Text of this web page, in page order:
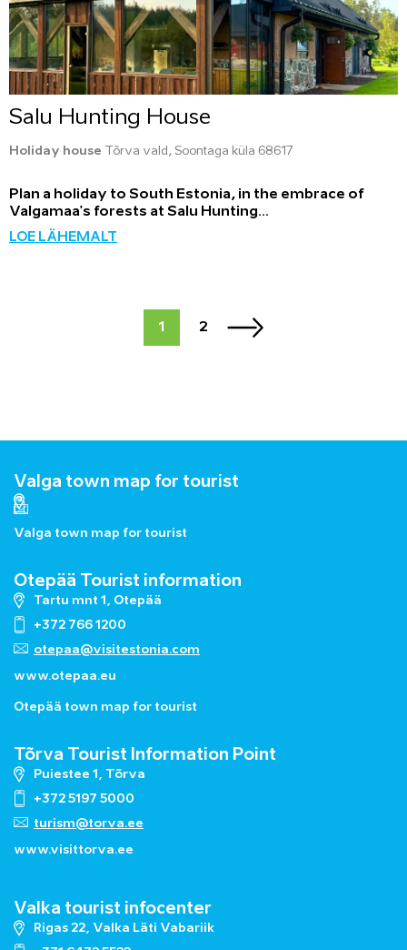
Salu Hunting House
Holiday house Tõrva vald, Soontaga küla 68617
Plan a holiday to South Estonia, in the embrace of
Valgamaa's forests at Salu Hunting...
LOE LÄHEMALT
1 2
Valga town map for tourist
Valga town map for tourist
Otepää Tourist information
Tartu mnt 1, Otepää
+372 766 1200
otepaa@visitestonia.com
www.otepaa.eu
Otepää town map for tourist
Tõrva Tourist Information Point
Puiestee 1, Tõrva
+372 5197 5000
turism@torva.ee
www.visittorva.ee
Valka tourist infocenter
Rigas 22, Valka Läti Vabariik